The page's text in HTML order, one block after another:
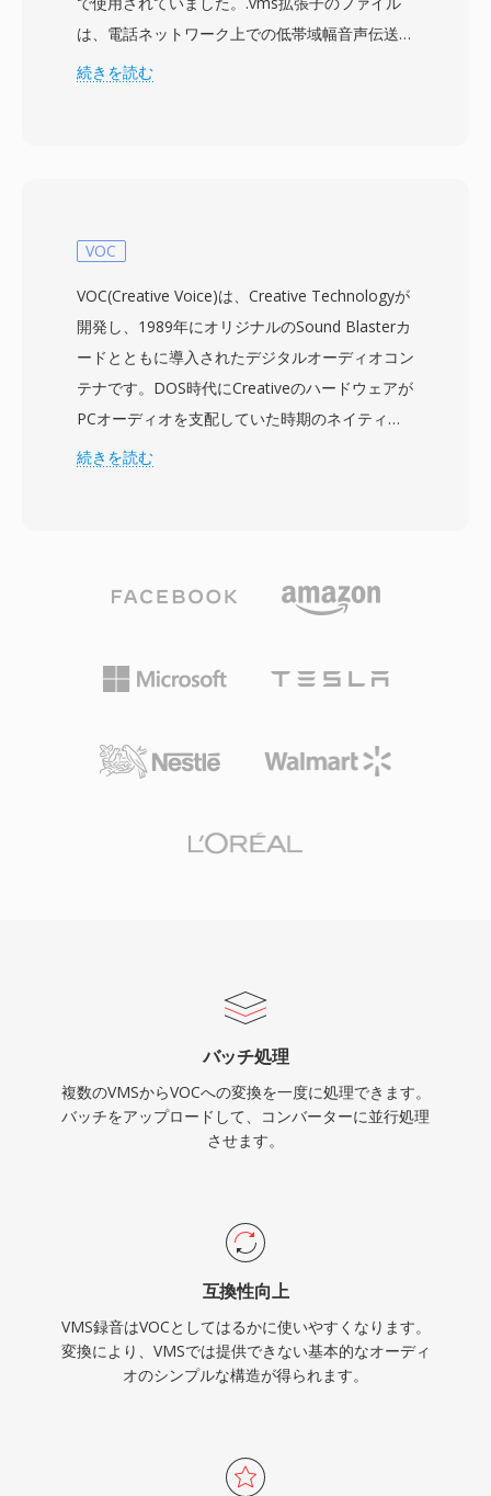
は、電話ネットワーク上での低帯域幅音声伝送に
適した方式である連続可変傾斜デルタ変調
ダーがVMSを生のCVSDストリームと区別し、再
にします。SoXオーディオツールキットがネイテ
ィブの読み書きサポートを提供し、VMS録音を
WAVやその他の最新形式に簡単に変換できま
す。実用的な利点はこの形式の小さなファイルサ
イズです — CVSD圧縮によりボイスメールメッ
セージが十分にコンパクトに保たれ、ディスク容
しても音声の明瞭性を維持します。VMSは現在
のボイスメッセージングプラットフォームでは最
シーのボイスメールアーカイブの復旧には依然と
続きを読む
VOC
VOC(Creative Voice)は、Creative Technologyが
開発し、1989年にオリジナルのSound Blasterカ
ードとともに導入されたデジタルオーディオコン
テナです。DOS時代にCreativeのハードウェアが
PCオーディオを支配していた時期のネイティブ
オーディオ形式として機能しました。VOCファイ
ィオを運ぶことができる型付きデータブロックで
ターバル、リピートループ、マーカーポイントも
サポートし、ゲーム開発者にサウンド再生のきめ
ードウェアレベルのデコーディングでした —
な時代にCPUを解放しました。この形式はid
ィオアーカイブの作業に携わる方にとって依然と
続きを読む
バッチ処理
複数のVMSからVOCへの変換を一度に処理できます。
バッチをアップロードして、コンバーターに並行処理
させます。
互換性向上
VMS録音はVOCとしてはるかに使いやすくなります。
変換により、VMSでは提供できない基本的なオーディ
オのシンプルな構造が得られます。